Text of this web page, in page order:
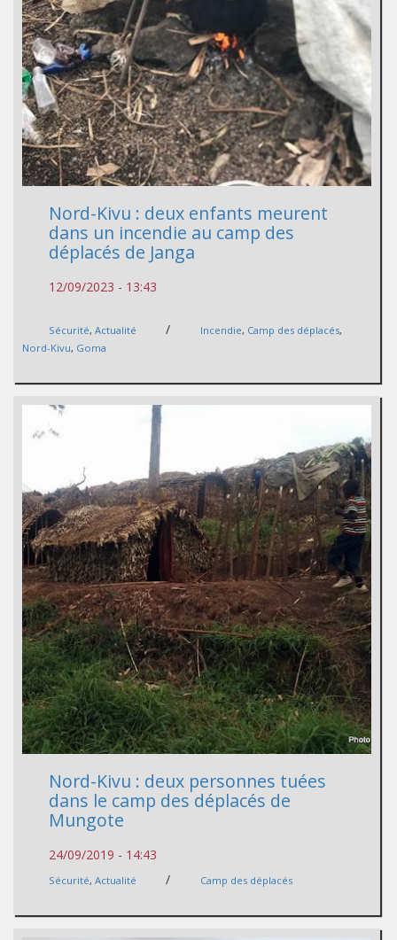
Nord-Kivu : deux enfants meurent
dans un incendie au camp des
déplacés de Janga
12/09/2023 - 13:43
Sécurité, Actualité / Incendie, Camp des déplacés,
Nord-Kivu, Goma
Nord-Kivu : deux personnes tuées
dans le camp des déplacés de
Mungote
24/09/2019 - 14:43
Sécurité, Actualité / Camp des déplacés